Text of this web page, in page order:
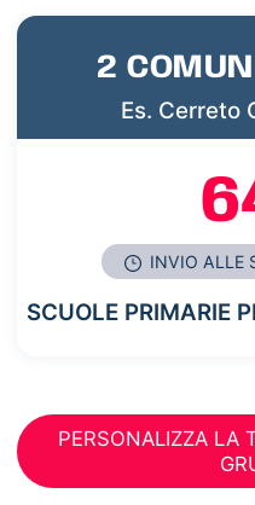
2
Es. Cerreto
INVIO ALLE
SCUOLE PRIMARIE
PERSONALIZZA LA